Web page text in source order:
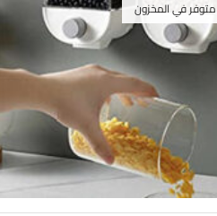
متوفر في المخزون